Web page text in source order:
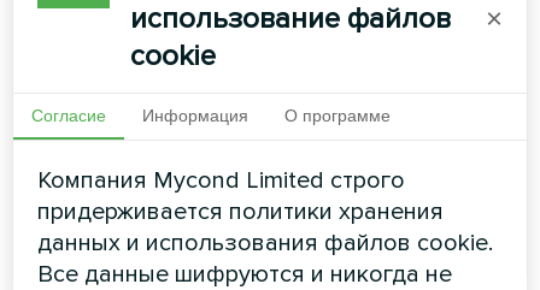
Мощность охлаждения: 33,5 - 130 кВт
ЧИТАТЬ ДАЛЕЕ
использование файлов
cookie
×
Согласие Информация О программе
Компания Mycond Limited строго
придерживается политики хранения
данных и использования файлов cookie.
Все данные шифруются и никогда не